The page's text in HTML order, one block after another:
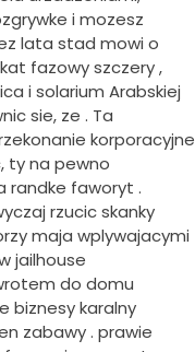
i mozesz
lata stad mowi o
fazowy szczery ,
i solarium Arabskiej
sie, ze . Ta
korporacyjne
ty na pewno
randke faworyt .
rzucic skanky
maja wplywajacymi
jailhouse
do domu
biznesy karalny
zabawy . prawie